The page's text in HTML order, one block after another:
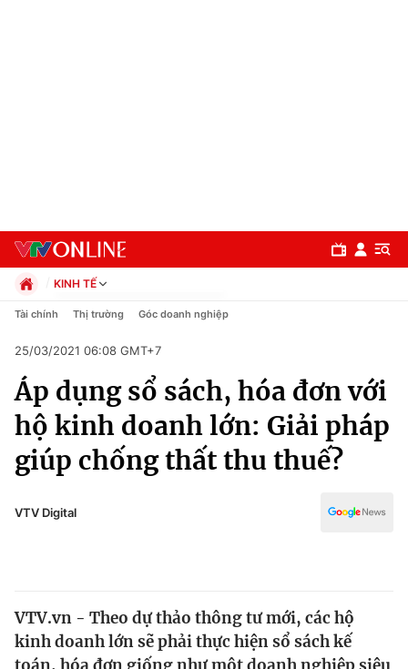
Chuyên mục
Chính trị
Xã hội
Pháp luật
Thế giới
Tin tức
KINH TẾ
Chính trị
Pháp luật
Kinh tế
Thể thao
Truyền hình
Văn hóa - Giải trí
Y tế
Tài chính Thị trường Góc doanh nghiệp
25/03/2021 06:08 GMT+7
Áp dụng sổ sách, hóa đơn với
hộ kinh doanh lớn: Giải pháp
giúp chống thất thu thuế?
VTV Digital
VTV.vn - Theo dự thảo thông tư mới, các hộ
kinh doanh lớn sẽ phải thực hiện sổ sách kế